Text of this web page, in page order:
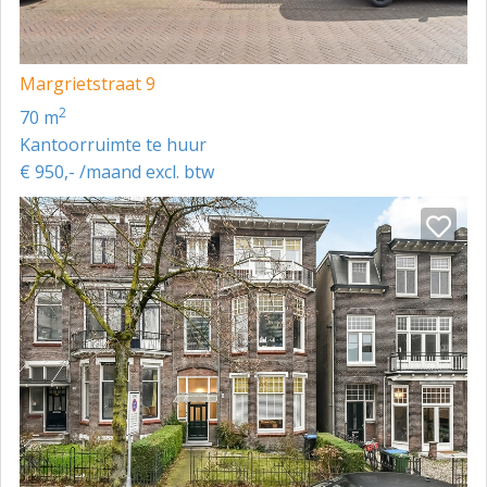
de A12, waardoor er een snelle verbinding is richting
Utrecht, Nijmegen en Duitsland. Er is ruime
parkeergelegenheid op en rondom het terrein.
Fiets - Dankzij de goede fietsinfrastructuur in Arnhem
is De Overmaat eenvoudig en veilig bereikbaar met de
fiets vanuit de stad en omliggende wijken.
Lopend - Het bedrijventerrein grenst direct aan
woonwijken en voorzieningen, waardoor het ook te
voet gemakkelijk toegankelijk is.
Openbaar vervoer - In de directe omgeving bevinden
zich bushaltes met regelmatige verbindingen naar
Arnhem Centraal en omliggende stadsdelen. Van
daaruit zijn zowel regionale als landelijke
treinverbindingen beschikbaar.
Kortom: of u nu met de auto, de fiets, te voet of met het
ov reist, De Overmaat is altijd goed bereikbaar.
Margrietstraat 9
70 m2
Kantoorruimte te huur
€ 950,- /maand excl. btw